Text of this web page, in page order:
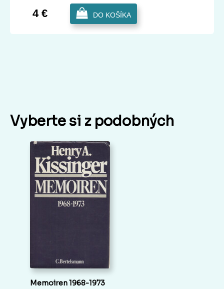
4 € DO KOŠÍKA
Vyberte si z podobných
Memoiren 1968-1973